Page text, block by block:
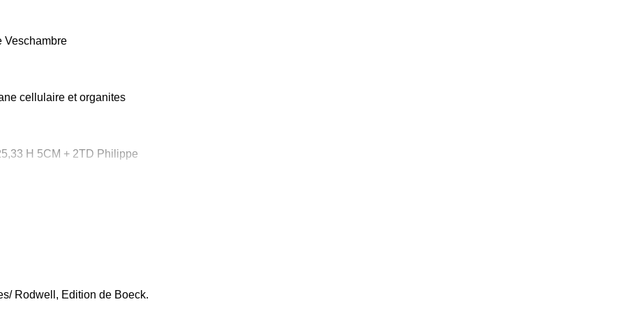
Veschambre
cellulaire et organites
H 5CM + 2TD Philippe
Rodwell, Edition de Boeck.